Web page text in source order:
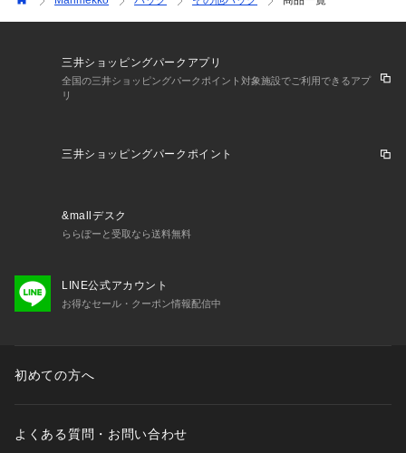
三井ショッピングパークアプリ
全国の三井ショッピングパークポイント対象施設でご利用できるアプ
リ
三井ショッピングパークポイント
&mallデスク
ららぽーと受取なら送料無料
LINE公式アカウント
お得なセール・クーポン情報配信中
初めての方へ
よくある質問・お問い合わせ